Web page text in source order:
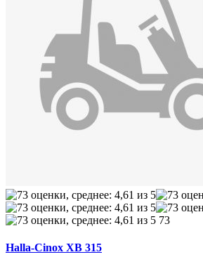
73
Halla-Cinox XB 315